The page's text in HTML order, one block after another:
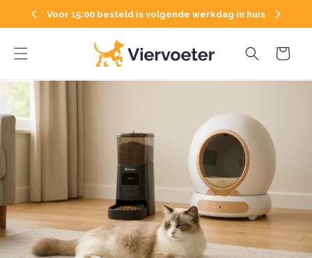
zum
Inhalt
Voor 15:00 besteld is volgende werkdag in huis
Warenkorb